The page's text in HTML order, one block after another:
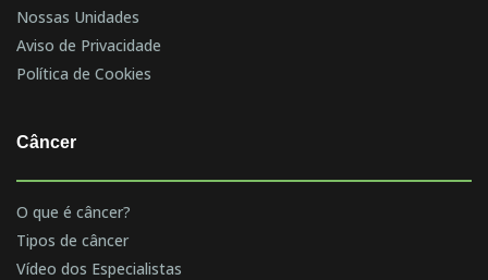
Nossas Unidades
Aviso de Privacidade
Política de Cookies
Câncer
O que é câncer?
Tipos de câncer
Vídeo dos Especialistas